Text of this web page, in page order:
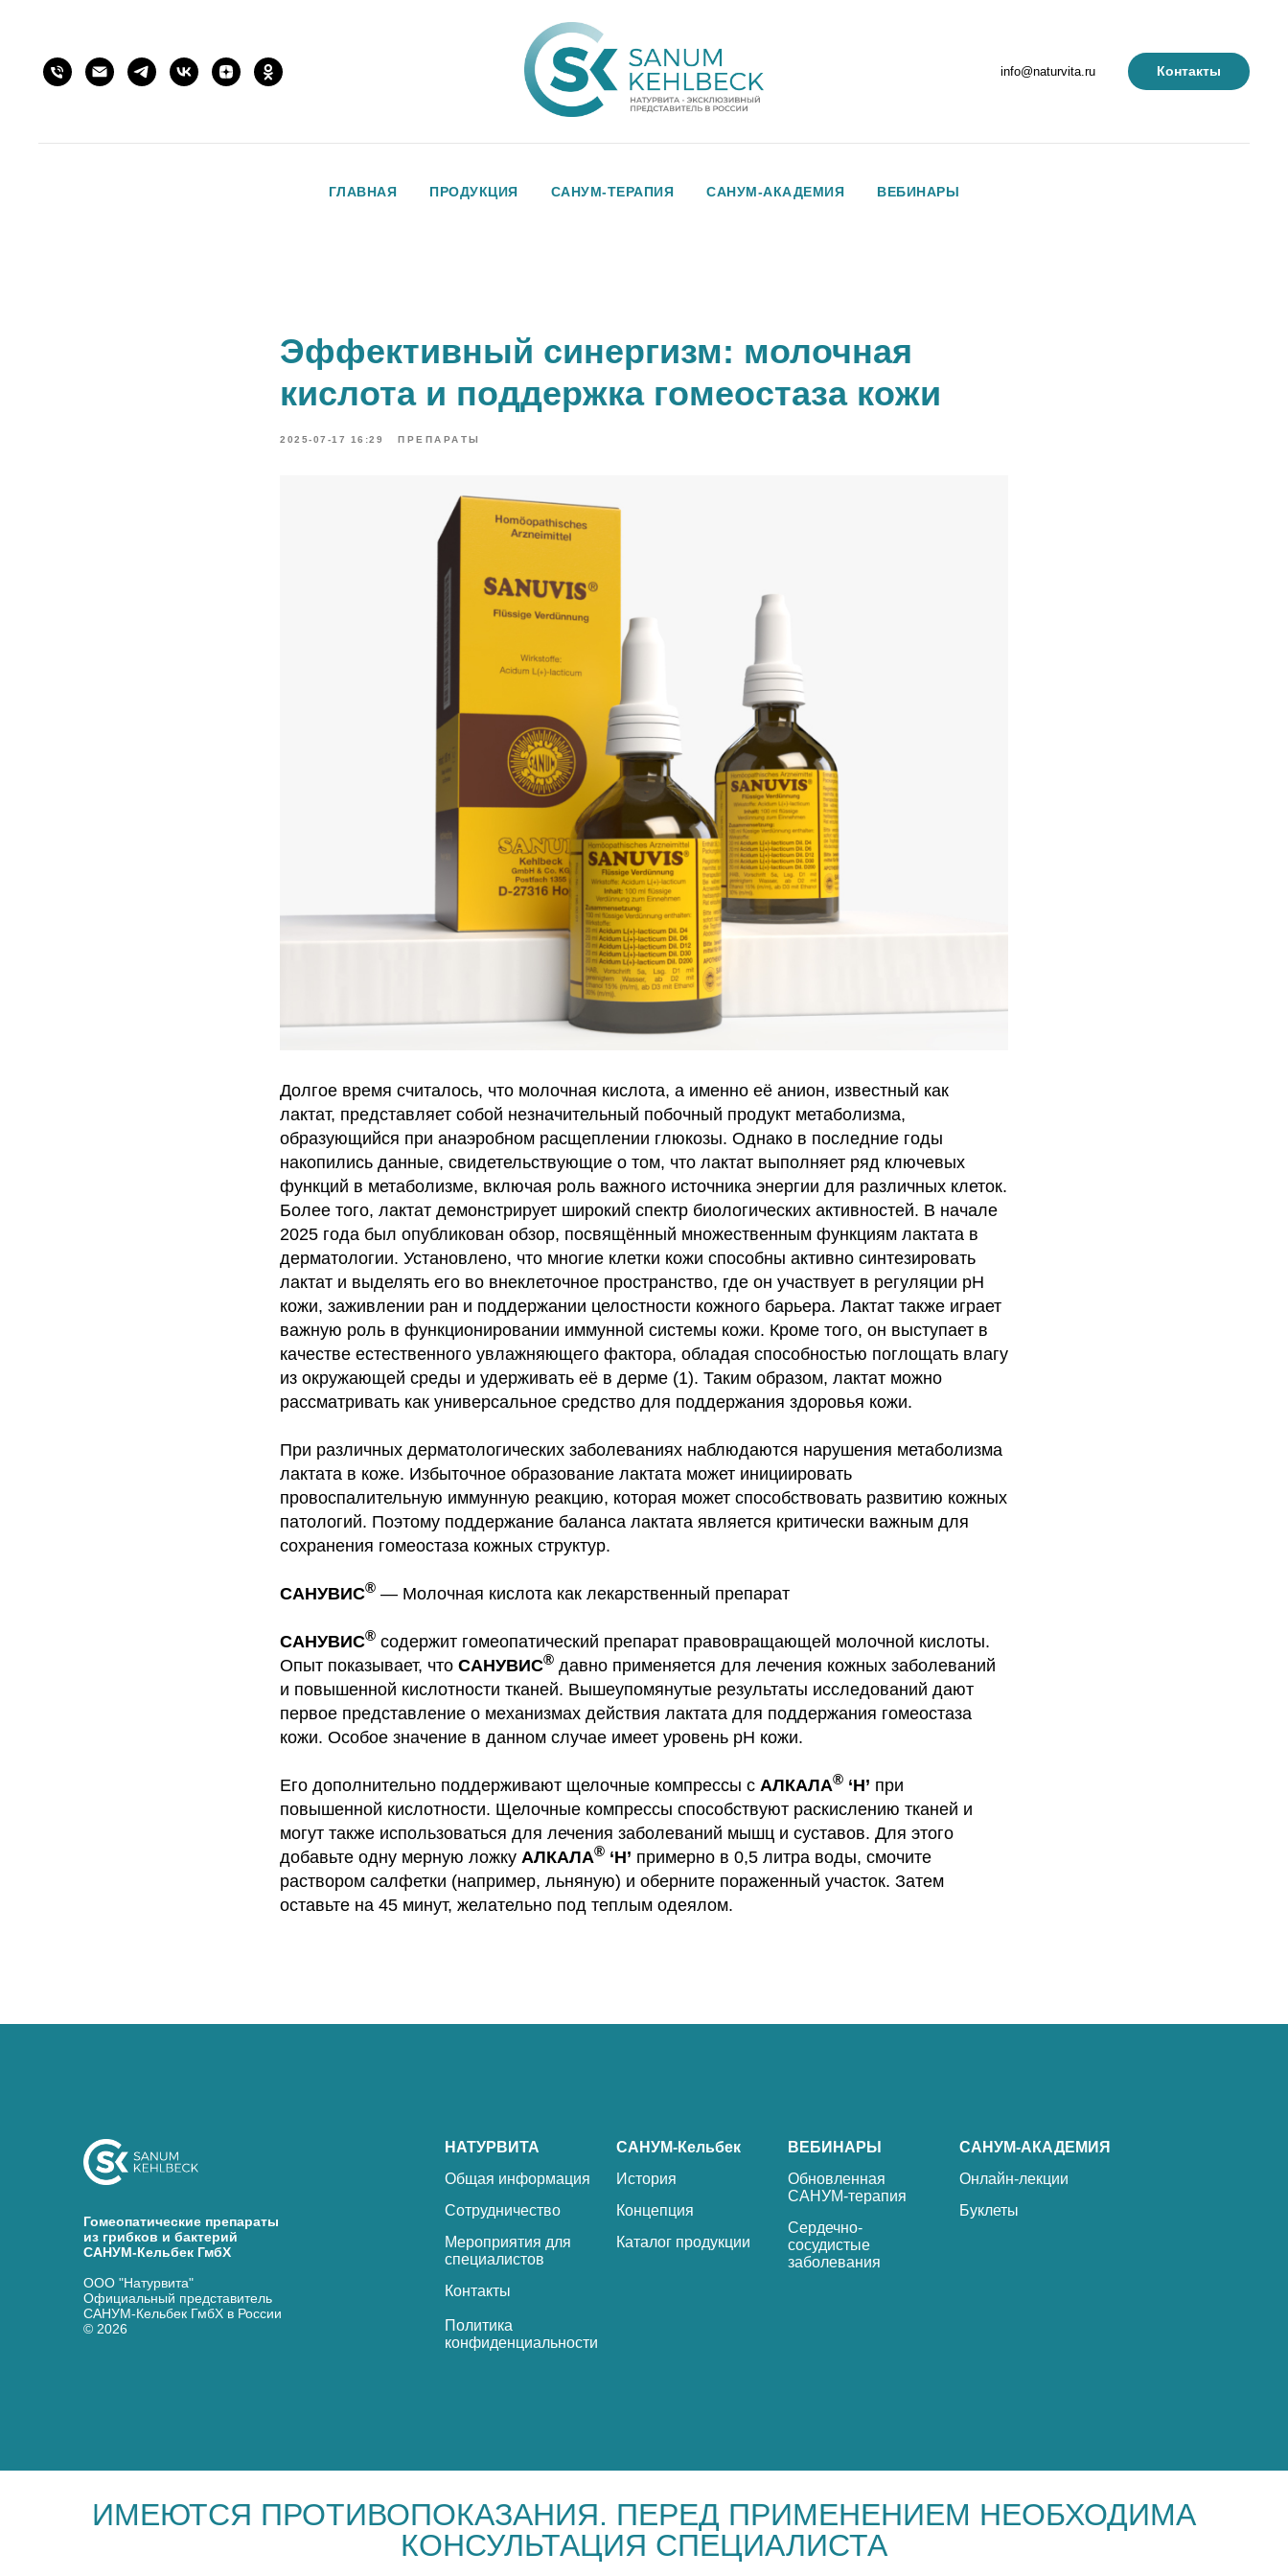
info@naturvita.ru Контакты
ГЛАВНАЯ ПРОДУКЦИЯ САНУМ-ТЕРАПИЯ САНУМ-АКАДЕМИЯ ВЕБИНАРЫ
Эффективный синергизм: молочная
кислота и поддержка гомеостаза кожи
2025-07-17 16:29 ПРЕПАРАТЫ
Долгое время считалось, что молочная кислота, а именно её анион, известный как
лактат, представляет собой незначительный побочный продукт метаболизма,
образующийся при анаэробном расщеплении глюкозы. Однако в последние годы
накопились данные, свидетельствующие о том, что лактат выполняет ряд ключевых
функций в метаболизме, включая роль важного источника энергии для различных клеток.
Более того, лактат демонстрирует широкий спектр биологических активностей. В начале
2025 года был опубликован обзор, посвящённый множественным функциям лактата в
дерматологии. Установлено, что многие клетки кожи способны активно синтезировать
лактат и выделять его во внеклеточное пространство, где он участвует в регуляции pH
кожи, заживлении ран и поддержании целостности кожного барьера. Лактат также играет
важную роль в функционировании иммунной системы кожи. Кроме того, он выступает в
качестве естественного увлажняющего фактора, обладая способностью поглощать влагу
из окружающей среды и удерживать её в дерме (1). Таким образом, лактат можно
рассматривать как универсальное средство для поддержания здоровья кожи.
При различных дерматологических заболеваниях наблюдаются нарушения метаболизма
лактата в коже. Избыточное образование лактата может инициировать
провоспалительную иммунную реакцию, которая может способствовать развитию кожных
патологий. Поэтому поддержание баланса лактата является критически важным для
сохранения гомеостаза кожных структур.
САНУВИС® — Молочная кислота как лекарственный препарат
САНУВИС® содержит гомеопатический препарат правовращающей молочной кислоты.
Опыт показывает, что САНУВИС® давно применяется для лечения кожных заболеваний
и повышенной кислотности тканей. Вышеупомянутые результаты исследований дают
первое представление о механизмах действия лактата для поддержания гомеостаза
кожи. Особое значение в данном случае имеет уровень pH кожи.
Его дополнительно поддерживают щелочные компрессы с АЛКАЛА® ‘Н’ при
повышенной кислотности. Щелочные компрессы способствуют раскислению тканей и
могут также использоваться для лечения заболеваний мышц и суставов. Для этого
добавьте одну мерную ложку АЛКАЛА® ‘Н’ примерно в 0,5 литра воды, смочите
раствором салфетки (например, льняную) и оберните пораженный участок. Затем
оставьте на 45 минут, желательно под теплым одеялом.
Гомеопатические препараты
из грибков и бактерий
САНУМ-Кельбек ГмбХ
ООО "Натурвита"
Официальный представитель
САНУМ-Кельбек ГмбХ в России
© 2026
НАТУРВИТА
Общая информация
Сотрудничество
Мероприятия для
специалистов
Контакты
Политика
конфиденциальности
САНУМ-Кельбек
История
Концепция
Каталог продукции
ВЕБИНАРЫ
Обновленная
САНУМ-терапия
Сердечно-
сосудистые
заболевания
САНУМ-АКАДЕМИЯ
Онлайн-лекции
Буклеты
ИМЕЮТСЯ ПРОТИВОПОКАЗАНИЯ. ПЕРЕД ПРИМЕНЕНИЕМ НЕОБХОДИМА
КОНСУЛЬТАЦИЯ СПЕЦИАЛИСТА